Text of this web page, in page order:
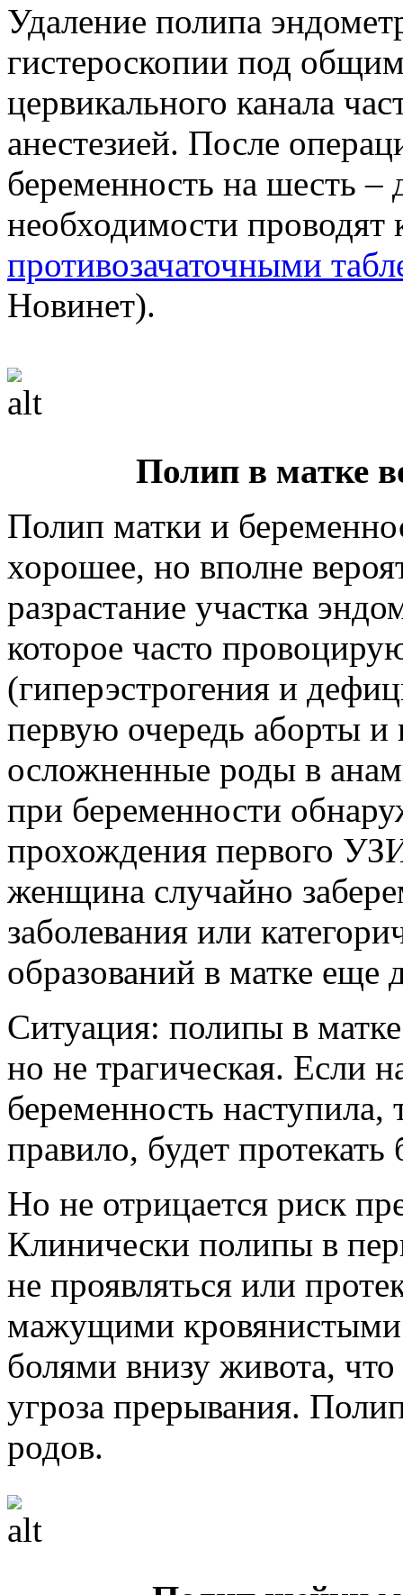
Удаление полипа
гистероскопии под
цервикального канала
анестезией. После
беременность на шесть –
необходимости
противозачаточными
Новинет).
Полип в матке
Полип матки и
хорошее, но вполне
разрастание участка
которое часто
(гиперэстрогения и
первую очередь аборты и
осложненные роды в
при беременности
прохождения первого
женщина случайно
заболевания или
образований в матке еще
Ситуация: полипы в
но не трагическая. Если
беременность
правило, будет
Но не отрицается риск
Клинически полипы в
не проявляться или
мажущими
болями внизу живота,
угроза прерывания.
родов.